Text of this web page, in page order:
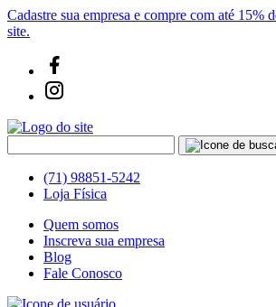
Cadastre sua empresa e compre com até 15%
site.
(71) 98851-5242
Loja Física
Quem somos
Inscreva sua empresa
Blog
Fale Conosco